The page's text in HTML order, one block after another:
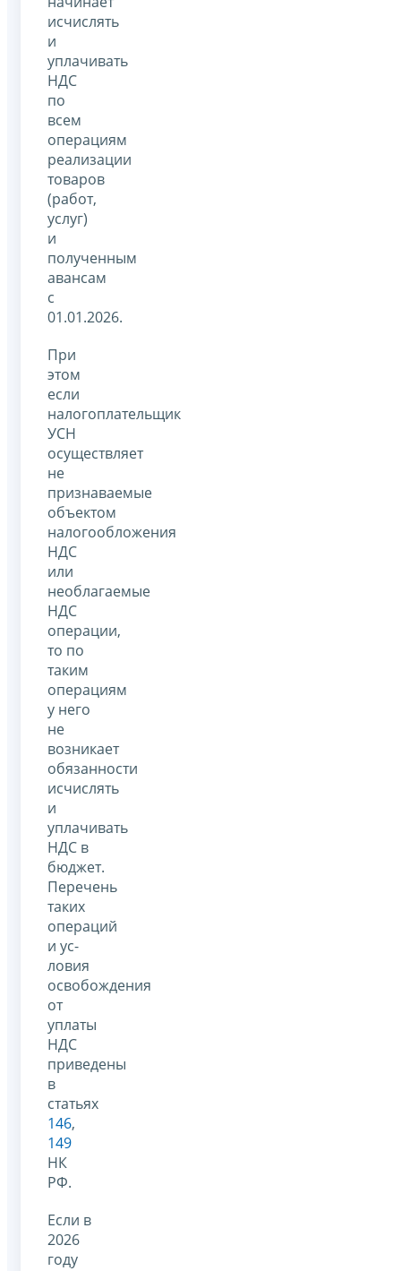
исчислять
и
уплачивать
НДС
по
всем
операциям
реализации
товаров
(работ,
услуг)
и
полученным
авансам
с
01.01.2026.
При
этом
если
налогоплательщик
УСН
осуществляет
не
признаваемые
объектом
налогообложения
НДС
или
необлагаемые
НДС
операции,
то по
таким
операциям
у него
не
возникает
обязанности
исчислять
и
уплачивать
НДС в
бюджет.
Перечень
таких
операций
и ус­
ловия
освобождения
от
уплаты
НДС
приведены
в
статьях
146,
149
НК
РФ.
Если в
2026
году